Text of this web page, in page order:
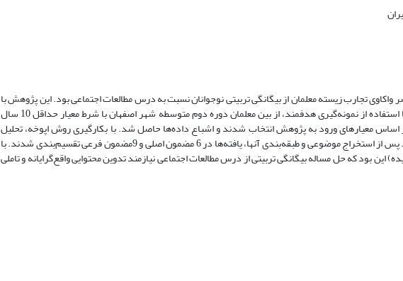
تجارب زیسته معلمان از بیگانگی تربیتی نوجوانان نسبت به درس مطالعات اجتماعی بود. این پژوهش با
رویکرد کیفی و با استفاده از روش پدیدارشناسی توصیفی اجرا شد. با استفاده از نمونه‌گیری هدفمند، از بین معلمان دوره دوم متوسطه شهر اصفهان با شرط معیار حداقل 10 سال
اجتماعی، تعداد 15 معلم انتخاب و بر اساس معیارهای ورود به پژوهش انتخاب شدند و اشباع داده‌ها حاصل شد. با بکارگیری روش اپوخه، تحلیل
داده‌ها با استفاده از تحلیل مضمون و بر اساس الگوی کلایزی انجام شد. پس از استخراج موضوعی و طبقه‌بندی آنها، یافته‌ها در 6 مضمون اصلی و 9مضمون فرعی تقسیم‌بندی شدند. با
بود که حل مساله بیگانگی تربیتی از درس مطالعات اجتماعی نیازمند تدوین محتوایی واقع‌گرایانه و تاملی